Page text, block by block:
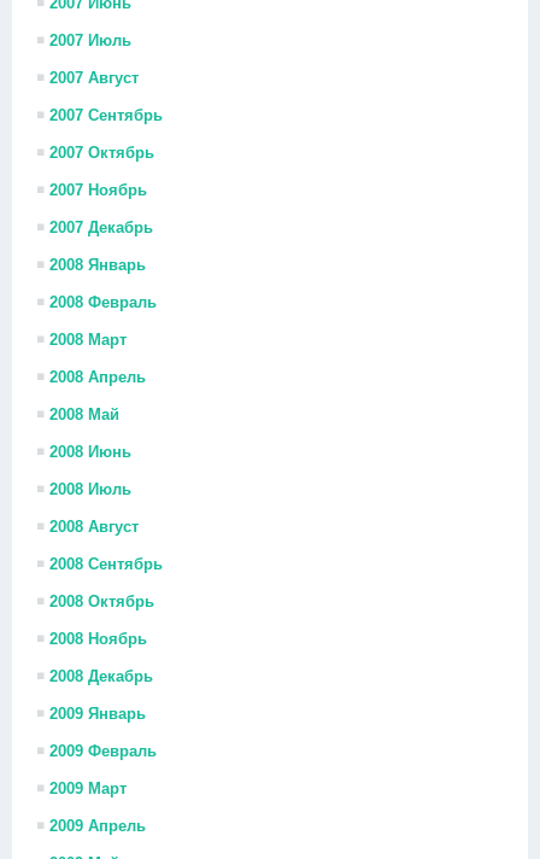
2007 Июль
2007 Август
2007 Сентябрь
2007 Октябрь
2007 Ноябрь
2007 Декабрь
2008 Январь
2008 Февраль
2008 Март
2008 Апрель
2008 Май
2008 Июнь
2008 Июль
2008 Август
2008 Сентябрь
2008 Октябрь
2008 Ноябрь
2008 Декабрь
2009 Январь
2009 Февраль
2009 Март
2009 Апрель